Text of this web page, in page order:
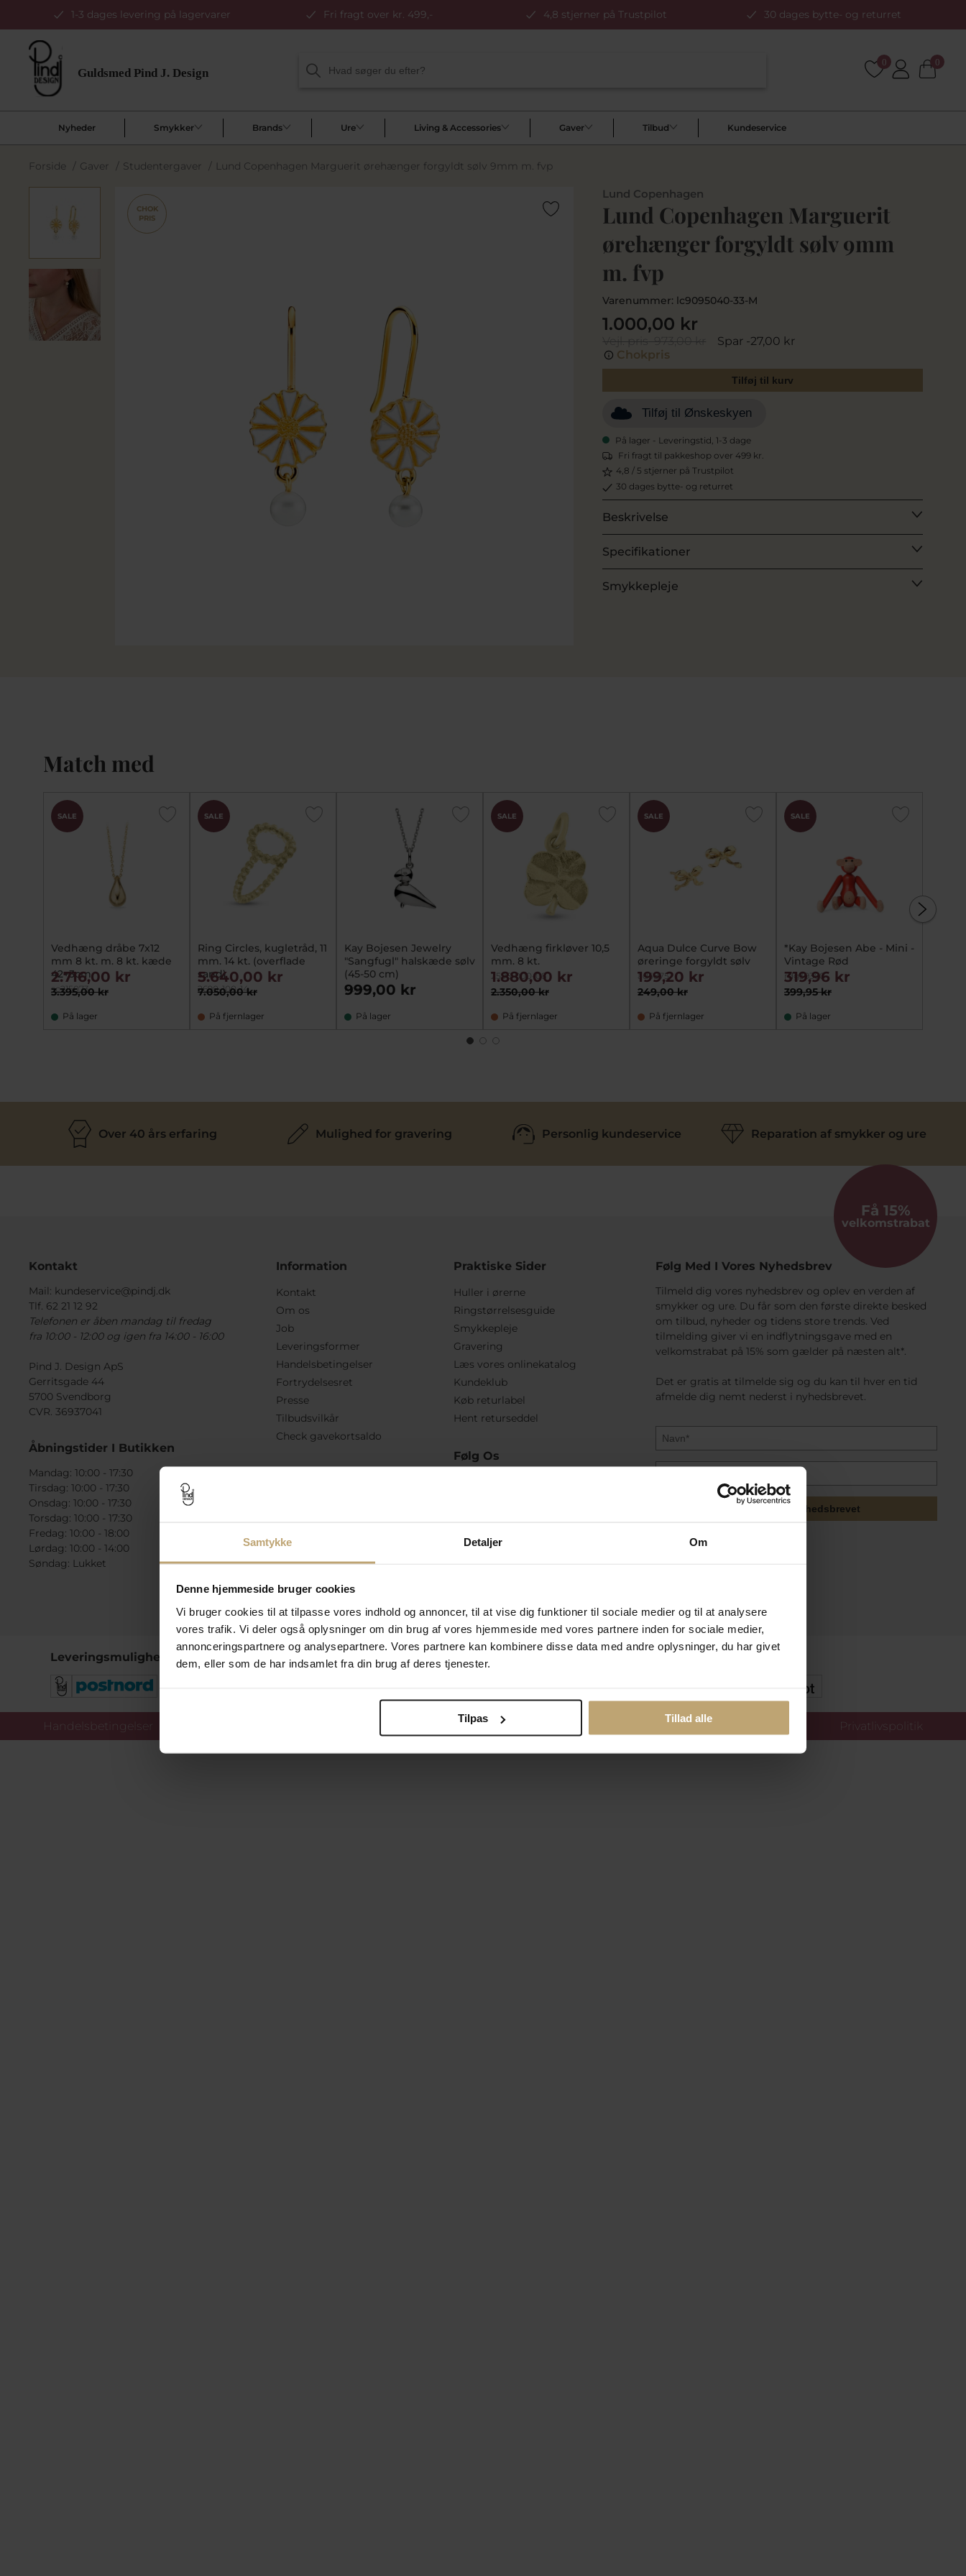
Samtykke Detaljer Om
Denne hjemmeside bruger cookies
Vi bruger cookies til at tilpasse vores indhold og annoncer, til at vise dig funktioner til sociale medier og til at analysere
vores trafik. Vi deler også oplysninger om din brug af vores hjemmeside med vores partnere inden for sociale medier,
annonceringspartnere og analysepartnere. Vores partnere kan kombinere disse data med andre oplysninger, du har givet
dem, eller som de har indsamlet fra din brug af deres tjenester.
Tilpas Tillad alle
1-3 dages levering på lagervarer Fri fragt over kr. 499,- 4,8 stjerner på Trustpilot 30 dages bytte- og returret
0 0
Nyheder Smykker Brands Ure Living & Accessories Gaver Tilbud Kundeservice
Forside / Gaver / Studentergaver / Lund Copenhagen Marguerit ørehænger forgyldt sølv 9mm m. fvp
CHOK
PRIS
Lund Copenhagen
Lund Copenhagen Marguerit
ørehænger forgyldt sølv 9mm
m. fvp
Varenummer: lc9095040-33-M
Vejl. pris973,00 kr Spar -27,00 kr
1.000,00 kr
Chokpris
Tilføj til kurv
Tilføj til Ønskeskyen
På lager - Leveringstid, 1-3 dage
Fri fragt til pakkeshop over 499 kr.
4,8 / 5 stjerner på Trustpilot
30 dages bytte- og returret
Beskrivelse
Specifikationer
Smykkepleje
Match med
SALE
Vedhæng dråbe 7x12
mm 8 kt. m. 8 kt. kæde
42+3cm
sc215073
3.395,00 kr
2.716,00 kr
På lager
SALE
Ring Circles, kugletråd, 11
mm. 14 kt. (overflade
sand)
2690-100-14
7.050,00 kr
5.640,00 kr
På fjernlager
Kay Bojesen Jewelry
"Sangfugl" halskæde sølv
(45-50 cm)
kb8-S
999,00 kr
På lager
SALE
Vedhæng firkløver 10,5
mm. 8 kt.
2596-000-08
2.350,00 kr
1.880,00 kr
På fjernlager
SALE
Aqua Dulce Curve Bow
øreringe forgyldt sølv
ad5875
249,00 kr
199,20 kr
På fjernlager
SALE
*Kay Bojesen Abe - Mini -
Vintage Rød
rdg39360
399,95 kr
319,96 kr
På lager
Over 40 års erfaring Mulighed for gravering Personlig kundeservice Reparation af smykker og ure
Kontakt
Mail: kundeservice@pindj.dk
Tlf. 62 21 12 92
Telefonen er åben mandag til fredag
fra 10:00 - 12:00 og igen fra 14:00 - 16:00
Pind J. Design ApS
Gerritsgade 44
5700 Svendborg
CVR. 36937041
Åbningstider I Butikken
Mandag: 10:00 - 17:30
Tirsdag: 10:00 - 17:30
Onsdag: 10:00 - 17:30
Torsdag: 10:00 - 17:30
Fredag: 10:00 - 18:00
Lørdag: 10:00 - 14:00
Søndag: Lukket
Information
Kontakt
Om os
Job
Leveringsformer
Handelsbetingelser
Fortrydelsesret
Presse
Tilbudsvilkår
Check gavekortsaldo
Praktiske Sider
Huller i ørerne
Ringstørrelsesguide
Smykkepleje
Gravering
Læs vores onlinekatalog
Kundeklub
Køb returlabel
Hent returseddel
Følg Os
Få 15%
velkomstrabat
Følg Med I Vores Nyhedsbrev
Tilmeld dig vores nyhedsbrev og oplev en verden af
smykker og ure. Du får som den første direkte besked
om tilbud, nyheder og tidens store trends. Ved
tilmelding giver vi en indflytningsgave med en
velkomstrabat på 15% som gælder på næsten alt*.
Det er gratis at tilmelde sig og du kan til hver en tid
afmelde dig nemt nederst i nyhedsbrevet.
Tilmeld mig nyhedsbrevet
Leveringsmuligheder Betalingsmuligheder Sikker Og Tryg E-Handel
Handelsbetingelser Ændr cookie-indstillinger Privatlivspolitik